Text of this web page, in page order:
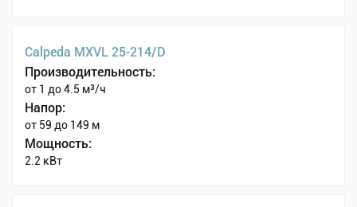
Calpeda MXVL 25-214/D
Производительность:
от 1 до 4.5 м³/ч
Напор:
от 59 до 149 м
Мощность:
2.2 кВт